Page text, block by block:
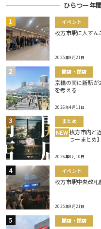
ひらつー年
イベント
枚方市駅に人すん
2025年9月21日
開店・閉店
京橋の南に新駅が
を考える
2026年4月11日
まとめ
NEW 枚方市内と
つーまとめ】
2026年8月10日
イベント
枚方市駅中央改札
2025年9月21日
開店・閉店